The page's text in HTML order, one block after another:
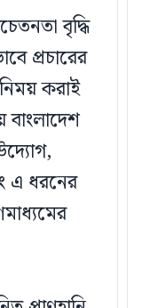
বৃদ্ধি
প্রচারের
করাই
এ ধরনের